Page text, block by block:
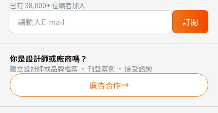
已有 38,000+ 位讀者加入
訂閱
你是設計師或廠商嗎？
建立設計師或品牌檔案 · 刊登案例 · 接受諮詢
廣告合作